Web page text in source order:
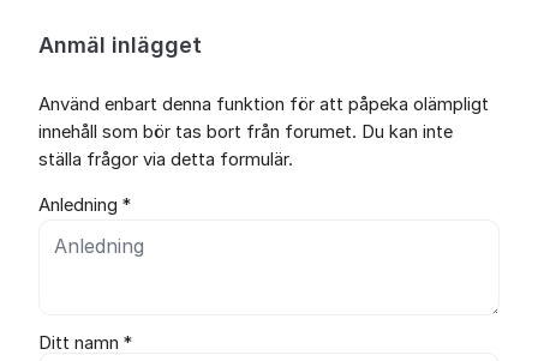
Anmäl inlägget
Använd enbart denna funktion för att påpeka olämpligt
innehåll som bör tas bort från forumet. Du kan inte
ställa frågor via detta formulär.
Anledning *
Ditt namn *